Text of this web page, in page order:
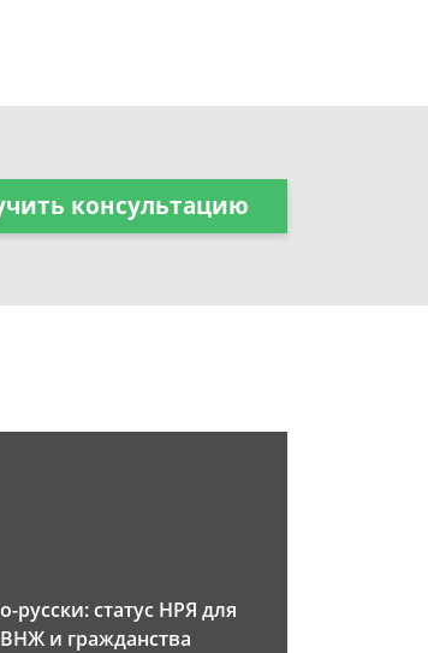
консультацию
русски: статус НРЯ для
и гражданства